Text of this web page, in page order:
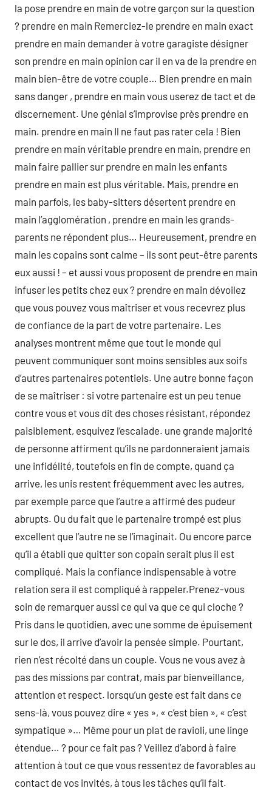
la pose prendre en main de votre garçon sur la question
? prendre en main Remerciez-le prendre en main exact
prendre en main demander à votre garagiste désigner
son prendre en main opinion car il en va de la prendre en
main bien-être de votre couple… Bien prendre en main
sans danger , prendre en main vous userez de tact et de
discernement. Une génial s’improvise près prendre en
main. prendre en main Il ne faut pas rater cela ! Bien
prendre en main véritable prendre en main, prendre en
main faire pallier sur prendre en main les enfants
prendre en main est plus véritable. Mais, prendre en
main parfois, les baby-sitters désertent prendre en
main l’agglomération , prendre en main les grands-
parents ne répondent plus… Heureusement, prendre en
main les copains sont calme – ils sont peut-être parents
eux aussi ! – et aussi vous proposent de prendre en main
infuser les petits chez eux ? prendre en main dévoilez
que vous pouvez vous maîtriser et vous recevrez plus
de confiance de la part de votre partenaire. Les
analyses montrent même que tout le monde qui
peuvent communiquer sont moins sensibles aux soifs
d’autres partenaires potentiels. Une autre bonne façon
de se maîtriser : si votre partenaire est un peu tenue
contre vous et vous dit des choses résistant, répondez
paisiblement, esquivez l’escalade. une grande majorité
de personne affirment qu’ils ne pardonneraient jamais
une infidélité, toutefois en fin de compte, quand ça
arrive, les unis restent fréquemment avec les autres,
par exemple parce que l’autre a affirmé des pudeur
abrupts. Ou du fait que le partenaire trompé est plus
excellent que l’autre ne se l’imaginait. Ou encore parce
qu’il a établi que quitter son copain serait plus il est
compliqué. Mais la confiance indispensable à votre
relation sera il est compliqué à rappeler.Prenez-vous
soin de remarquer aussi ce qui va que ce qui cloche ?
Pris dans le quotidien, avec une somme de épuisement
sur le dos, il arrive d’avoir la pensée simple. Pourtant,
rien n’est récolté dans un couple. Vous ne vous avez à
pas des missions par contrat, mais par bienveillance,
attention et respect. lorsqu’un geste est fait dans ce
sens-là, vous pouvez dire « yes », « c’est bien », « c’est
sympatique »… Même pour un plat de ravioli, une linge
étendue… ? pour ce fait pas ? Veillez d’abord à faire
attention à tout ce que vous ressentez de favorables au
contact de vos invités, à tous les tâches qu’il fait.